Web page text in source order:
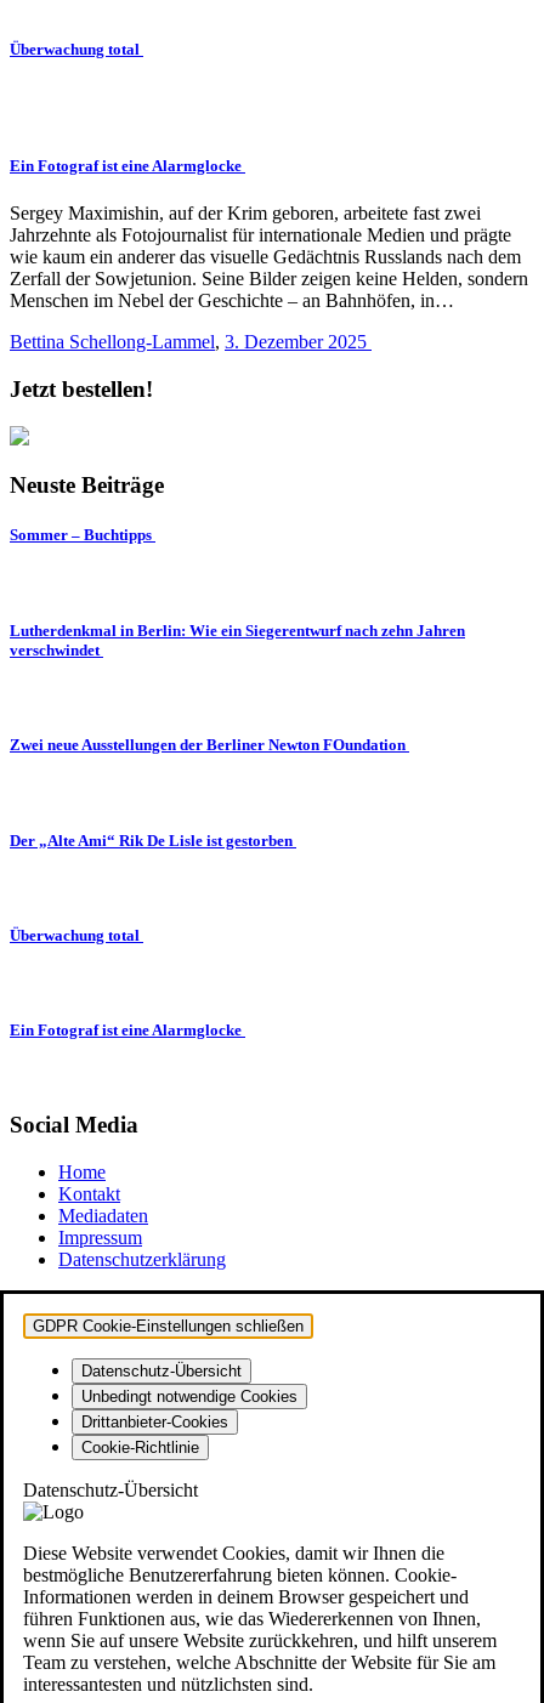
Überwachung total
Ein Fotograf ist eine Alarmglocke
Sergey Maximishin, auf der Krim geboren, arbeitete fast zwei
Jahrzehnte als Fotojournalist für internationale Medien und prägte
wie kaum ein anderer das visuelle Gedächtnis Russlands nach dem
Zerfall der Sowjetunion. Seine Bilder zeigen keine Helden, sondern
Menschen im Nebel der Geschichte – an Bahnhöfen, in…
Bettina Schellong-Lammel, 3. Dezember 2025
Jetzt bestellen!
Neuste Beiträge
Sommer – Buchtipps
Lutherdenkmal in Berlin: Wie ein Siegerentwurf nach zehn Jahren
verschwindet
Zwei neue Ausstellungen der Berliner Newton FOundation
Der „Alte Ami“ Rik De Lisle ist gestorben
Überwachung total
Ein Fotograf ist eine Alarmglocke
Social Media
Home
Kontakt
Mediadaten
Impressum
Datenschutzerklärung
GDPR Cookie-Einstellungen schließen
Datenschutz-Übersicht
Unbedingt notwendige Cookies
Drittanbieter-Cookies
Cookie-Richtlinie
Datenschutz-Übersicht
Diese Website verwendet Cookies, damit wir Ihnen die
bestmögliche Benutzererfahrung bieten können. Cookie-
Informationen werden in deinem Browser gespeichert und
führen Funktionen aus, wie das Wiedererkennen von Ihnen,
wenn Sie auf unsere Website zurückkehren, und hilft unserem
Team zu verstehen, welche Abschnitte der Website für Sie am
interessantesten und nützlichsten sind.